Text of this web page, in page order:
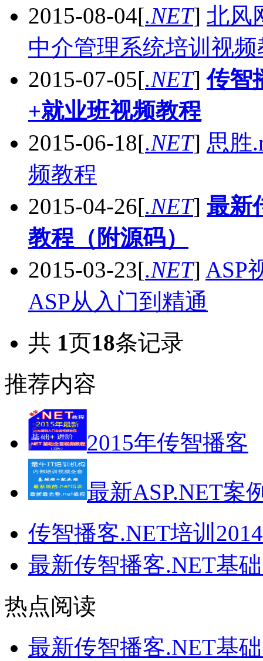
2015-08-04[.NET] 北风
中介管理系统培训视频
2015-07-05[.NET]传智
+就业班视频教程
2015-06-18[.NET] 思胜
频教程
2015-04-26[.NET] 最新
教程（附源码）
2015-03-23[.NET] ASP
ASP从入门到精通
共 1页18条记录
推荐内容
2015年传智播客
最新ASP.NET案
传智播客.NET培训
最新传智播客.NET基
热点阅读
最新传智播客.NET基